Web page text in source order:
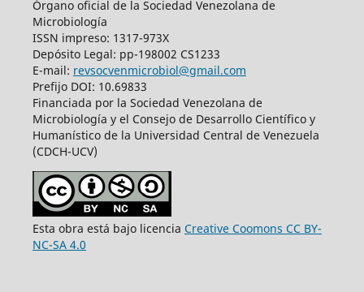
Órgano oficial de la Sociedad Venezolana de
Microbiología
ISSN impreso: 1317-973X
Depósito Legal: pp-198002 CS1233
E-mail: revsocvenmicrobiol@gmail.com
Prefijo DOI: 10.69833
Financiada por la Sociedad Venezolana de
Microbiología y el Consejo de Desarrollo Científico y
Humanístico de la Universidad Central de Venezuela
(CDCH-UCV)
Esta obra está bajo licencia Creative Coomons CC BY-
NC-SA 4.0